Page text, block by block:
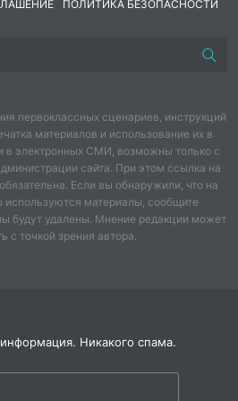
детей пройти дальше в
зимний пейзаж (картина о
узоры на окнах.
какой снег, делает вывод,
ПОЛИТИКА БЕЗОПАСНОСТИ
первоклассных сценариев, инструкций
материалов и использование их в
в электронных СМИ, возможны только с
сайта. При этом ссылка на
Если вы обнаружили, что на
используются материалы, сообщите
будут удалены. Мнение редакции может
с точкой зрения автора.
Никакого спама.